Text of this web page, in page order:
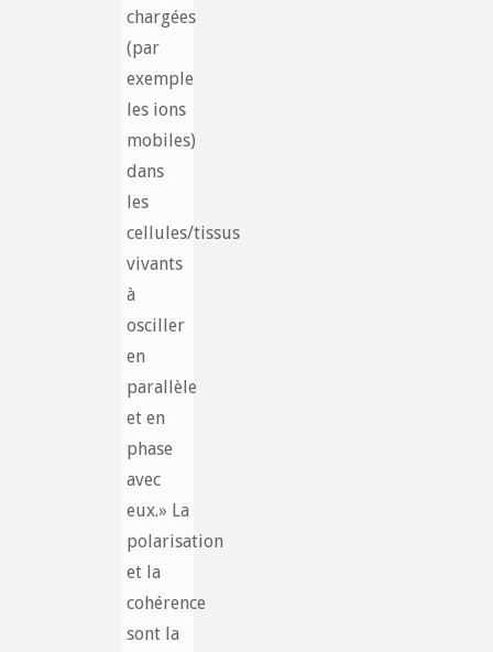
chargées
(par
exemple
les ions
mobiles)
dans
les
cellules/tissus
vivants
à
osciller
en
parallèle
et en
phase
avec
eux.» La
polarisation
et la
cohérence
sont la